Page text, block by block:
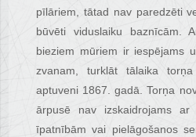
pīlāriem, tātad nav paredzēti
būvēti viduslaiku baznīcām.
bieziem mūriem ir iespējams
zvanam, turklāt tālaika
aptuveni 1867. gadā. Torņa
ārpusē nav izskaidrojams ar
īpatnībām vai pielāgošanos